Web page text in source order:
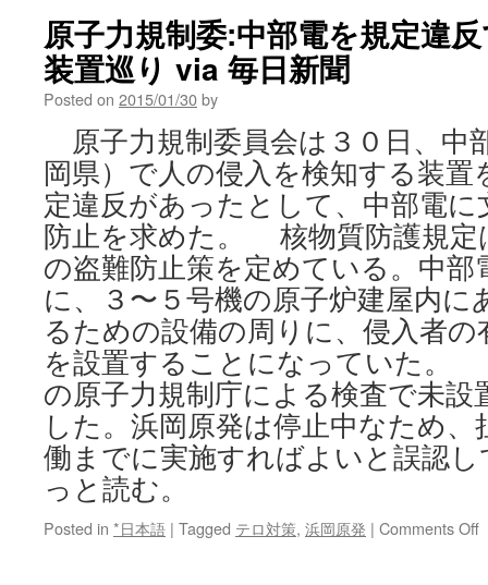
原子力規制委:中部電を規定違
装置巡り via 毎日新聞
Posted on 2015/01/30by
原子力規制委員会は３０日、中
岡県）で人の侵入を検知する装
定違反があったとして、中部電
防止を求めた。 核物質防護規定
の盗難防止策を定めている。中部
に、３〜５号機の原子炉建屋内に
るための設備の周りに、侵入者
を設置することになっていた。
の原子力規制庁による検査で未
した。浜岡原発は停止中なため
働までに実施すればよいと誤認
っと読む。
Posted in *日本語 | Tagged テロ対策, 浜岡原発 | Comments Off